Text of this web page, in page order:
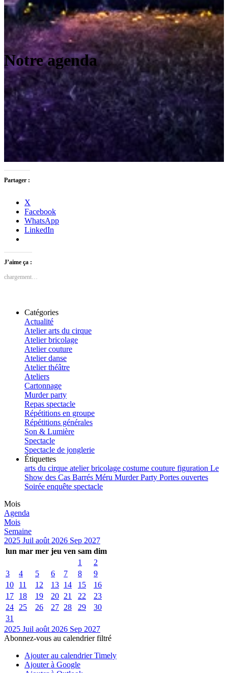
Notre agenda
Partager :
X
Facebook
WhatsApp
LinkedIn
J’aime ça :
chargement…
Catégories
Actualité
Atelier arts du cirque
Atelier bricolage
Atelier couture
Atelier danse
Atelier théâtre
Ateliers
Cartonnage
Murder party
Repas spectacle
Répétitions en groupe
Répétitions générales
Son & Lumière
Spectacle
Spectacle de jonglerie
Étiquettes
arts du cirque atelierbricolage costume couture figuration Le
Show des Cas Barrés Méru Murder Party Portes ouvertes
Soirée enquête spectacle
Mois
Agenda
Mois
Semaine
2025 Juil août 2026 Sep 2027
lun mar mer jeu ven sam dim
1
2
3
4 5 6 7 8
9
10
11 12 13 14 15
16
17
18 19 20 21 22
23
24
25 26 27 28 29
30
31
2025 Juil août 2026 Sep 2027
Abonnez-vous au calendrier filtré
Ajouter au calendrier Timely
Ajouter à Google